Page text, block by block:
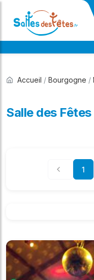
Accueil / Bourgogne /
Salle des
1